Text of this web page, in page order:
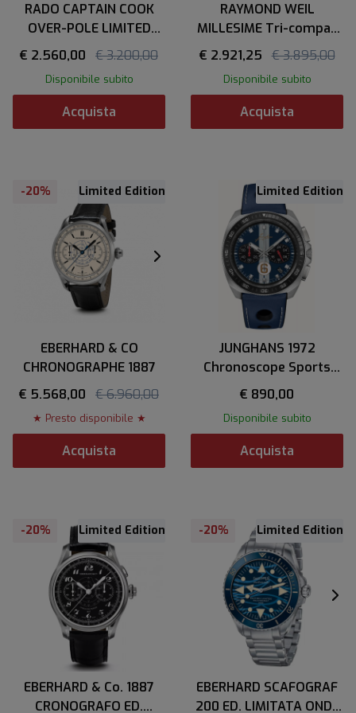
RADO CAPTAIN COOK
OVER-POLE LIMITED
EDITION
€ 2.560,00 € 3.200,00
Disponibile subito
Acquista
RAYMOND WEIL
MILLESIME Tri-compax
Chrono Largo Winch
€ 2.921,25 € 3.895,00
Disponibile subito
Acquista
-20% Limited Edition
EBERHARD & CO
CHRONOGRAPHE 1887
€ 5.568,00
€ 6.960,00
★ Presto disponibile ★
Acquista
Limited Edition
JUNGHANS 1972
Chronoscope Sports
Edition 2025
€ 890,00
Disponibile subito
Acquista
-20% Limited Edition
EBERHARD & Co. 1887
CRONOGRAFO ED.
-20% Limited Edition
EBERHARD SCAFOGRAF
200 ED. LIMITATA ONDE